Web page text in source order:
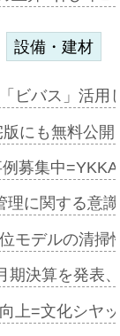
設備・建材
ビバス」活
にも無料公
例募集中
理に関する意
モデルの清
期決算を発表
上=文化シヤ